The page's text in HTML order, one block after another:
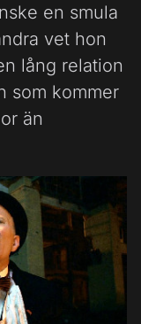
en smula
vet hon
lång relation
som kommer
än